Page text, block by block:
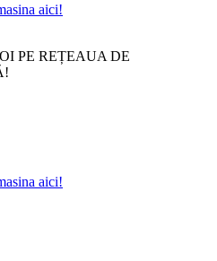
PE REȚEAUA DE